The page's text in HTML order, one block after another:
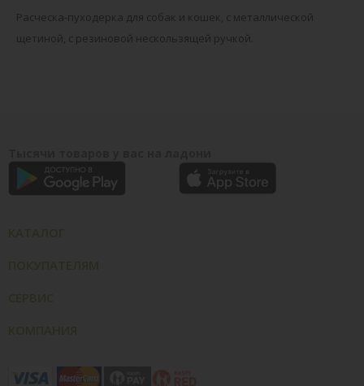
Расческа-пуходерка для собак и кошек, с металлической
щетиной, с резиновой нескользящей ручкой.